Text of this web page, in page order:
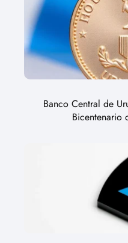
Banco Central de
Bicentenario